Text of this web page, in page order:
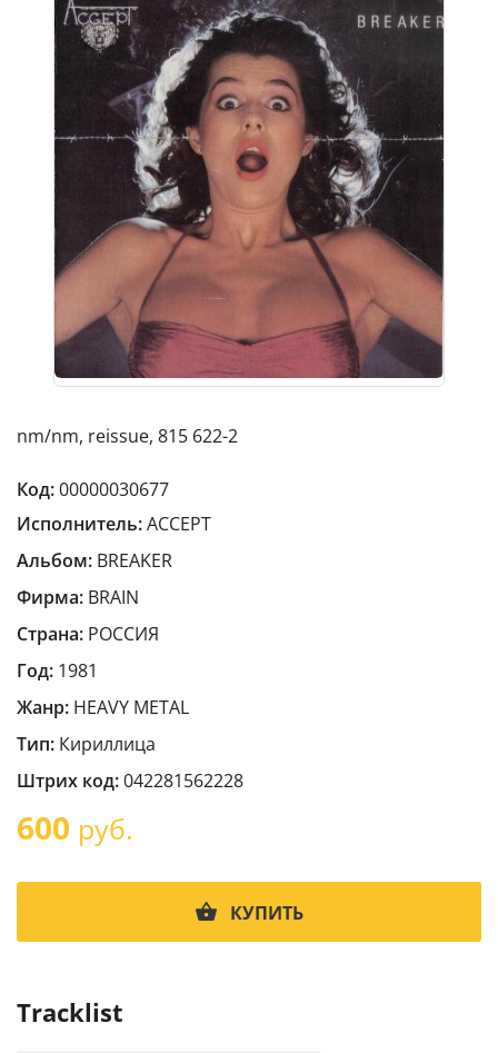
nm/nm, reissue, 815 622-2
Код:00000030677
Исполнитель:ACCEPT
Альбом: BREAKER
Фирма: BRAIN
Страна: РОССИЯ
Год: 1981
Жанр: HEAVY METAL
Тип: Кириллица
Штрих код:042281562228
600 руб.
КУПИТЬ
Tracklist